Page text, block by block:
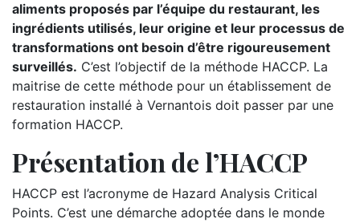
aliments proposés par l’équipe du restaurant, les
ingrédients utilisés, leur origine et leur processus de
transformations ont besoin d’être rigoureusement
surveillés. C’est l’objectif de la méthode HACCP. La
maitrise de cette méthode pour un établissement de
restauration installé à Vernantois doit passer par une
formation HACCP.
Présentation de l’HACCP
HACCP est l’acronyme de Hazard Analysis Critical
Points. C’est une démarche adoptée dans le monde